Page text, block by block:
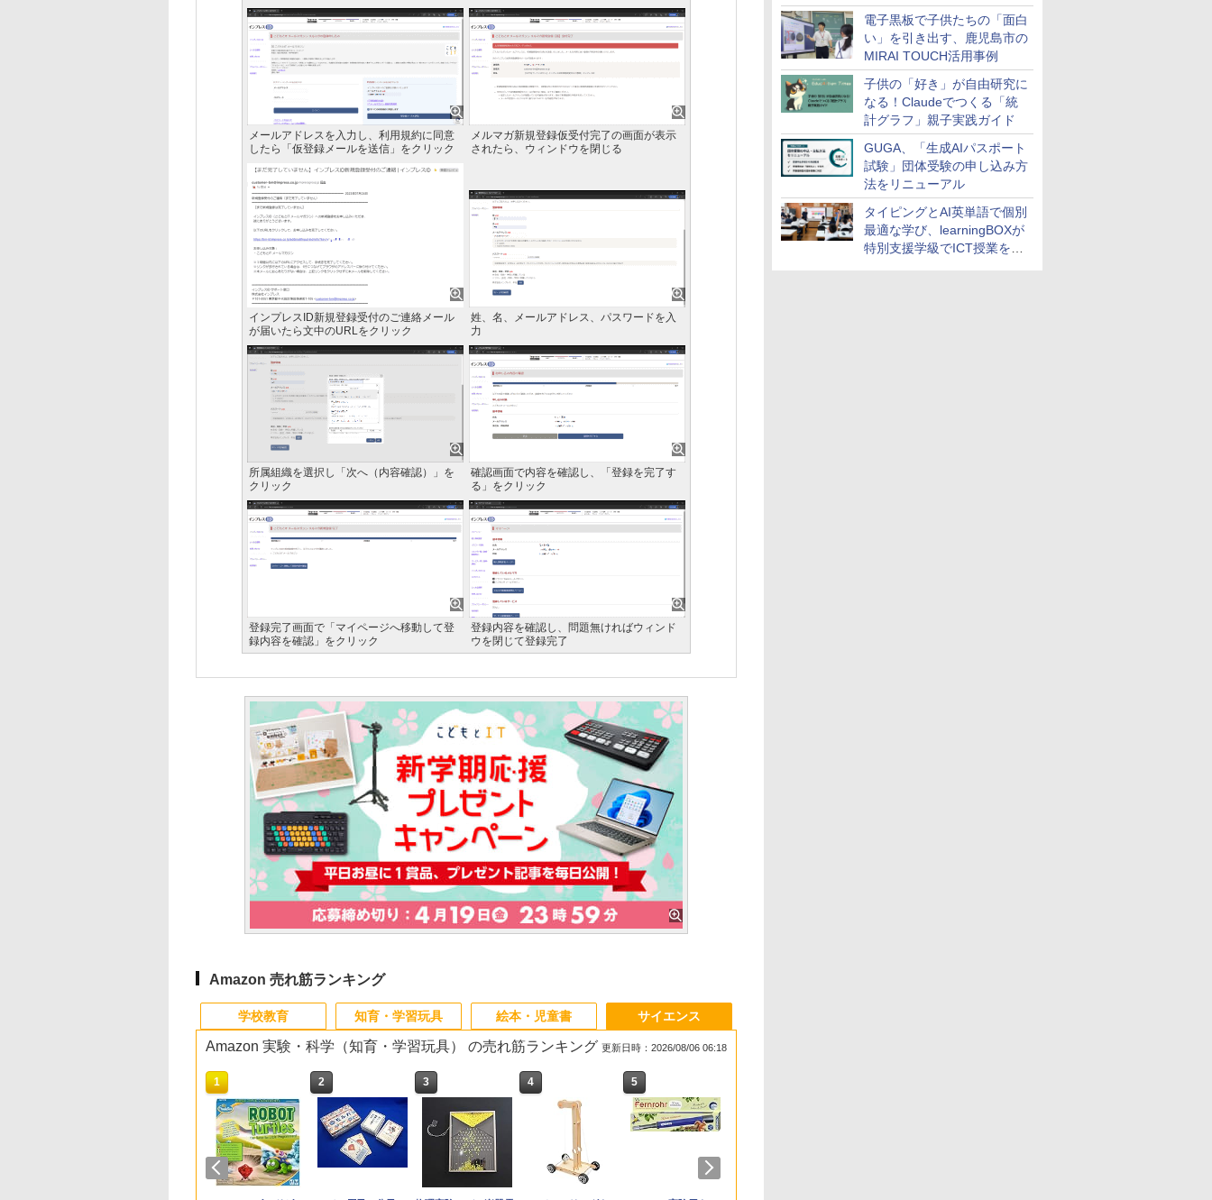
電子黒板で子供たちの「面白
い」を引き出す、鹿児島市の
MIRAI TOUCH活用事例
子供の「好き」が自由研究に
なる！Claudeでつくる「統
計グラフ」親子実践ガイド
GUGA、「生成AIパスポート
試験」団体受験の申し込み方
法をリニューアル
タイピングとAI英単語で個別
最適な学び、learningBOXが
特別支援学級でICT授業を実
メールアドレスを入力し、利用規約に同意
したら「仮登録メールを送信」をクリック
メルマガ新規登録仮受付完了の画面が表示
されたら、ウィンドウを閉じる
インプレスID新規登録受付のご連絡メール
が届いたら文中のURLをクリック
姓、名、メールアドレス、パスワードを入
力
所属組織を選択し「次へ（内容確認）」を
クリック
確認画面で内容を確認し、「登録を完了す
る」をクリック
登録完了画面で「マイページへ移動して登
録内容を確認」をクリック
登録内容を確認し、問題無ければウィンド
ウを閉じて登録完了
Amazon 売れ筋ランキング
学校教育
1 2 3 4 5
知育・学習玩具
1 2 3 4 5
絵本・児童書
1 2 3 4 5
サイエンス
Amazon 実験・科学（知育・学習玩具） の売れ筋ランキング 更新日時：2026/08/06 06:18
1 2 3 4 5